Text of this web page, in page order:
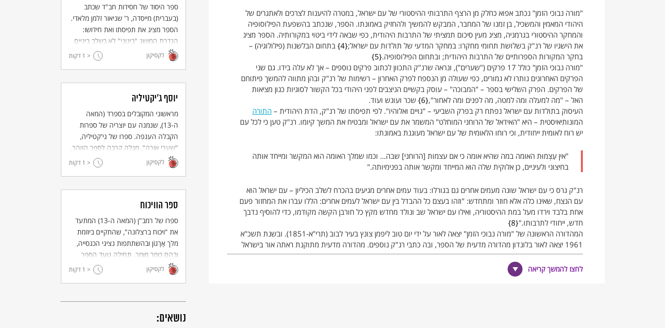
"מורה נבוכי הזמן" נכתב אפוא כחלק מן הרצף התרבותי ההיסטורי של עם ישראל, במטרה להיענות לצרכים ולאתגרים של
היהודי המאמין והמשכיל, בן זמנו של המחבר, המבקש להמשיך ולהחזיק באמונתו. הספר, שנכתב בהשפעת הפילוסופיה
והמחקר ההיסטורי בגרמניה, מציג מעין סיכום תמציתי של התרבות היהודית, כפי שבאה לידי ביטוי במקורותיה. הספר מציג
את הישגיו של רנ"ק בשלושת תחומי מחקרו: במחקר המדעי של תולדות עם ישראל; 4 בתחום הבלשנות (פילולוגיה) –
בחקר המקורות הספרותיים של התרבות היהודית; ובתחום הפילוסופיה. 5
"מורה נבוכי הזמן" כולל 17 פרקים ("שערים"), ונראה שרנ"ק התכוון לכתוב פרקים נוספים – אך לא עלה בידו. גם שני
הפרקים האחרונים נותרו לא גמורים, כפי שעולה מן הנספח לפרק האחרון – רשימות של רנ"ק ובהן מתווה להמשך פיתוחם
של הפרקים. הפרק השלישי בספר – "המבוכה" – עוסק בקשיים הניצבים לפני היהודי בכל הקשור לסוגיות כגון מציאות
האל – "מה למעלה ומה למטה, מה לפנים ומה לאחור", 6 שכר ועונש ועוד.
העיסוק בתולדות עם ישראל נפתח רק בפרק השביעי – "גויים ואלוהיו". לפי תפיסתו של רנ"ק, הדת היהודית – התורה
המונותיאיסטית – היא "האידאל של הרוחני המוחלט" המשמר את עם ישראל ומבטיח את המשך קיומו. רנ"ק טען כי לכל עם
יש רוח לאומית ייחודית, וכי רוחו הלאומית של עם ישראל מעוגנת באמונתו:
"אין עַצְמוּת האומה במה שהיא אומה כי אם עצמות [הרוחני] שבה… וכמו שמלך האומה הוא המקשר ומייחד אותה
בחיצוני ולעיניים, כן אלוקית שלה הוא המייחד ומקשר אותה בפנימיותה."
רנ"ק גרס כי עם ישראל שונה מעמים אחרים גם בגורלו: בעוד עמים אחרים מגיעים בהכרח לשלב הכיליון – עם ישראל הוא
עם הנצח, שאינו כלה אלא חוזר ומתחדש: "וזהו בעצם כל ההבדל בין עם ישראל לעמים אחרים: הללו עברו את המחזור פעם
אחת בלבד וירדו מעל במת ההיסטוריה, ואילו עם ישראל שב ונולד מחדש מקץ כל חורבן הקשה מקודמו, כדי להוסיף נדבך
חדש, ייחודי לתרבותו." 8
המהדורה הראשונה של "מורה נבוכי הזמן" יצאה לאור על ידי יום טוב ליפמן צונץ בעיר לבוב (תרי"א-1851). ובשנת תשכ"א
1961 יצאה לאור בלונדון מהדורה מדעית של הספר, ובה כתבי רנ"ק נוספים. מהדורה מדעית מתוקנת ראתה אור בישראל
בשנת תשס"ח – 2008, וזכתה בפרס שר המדע התרבות והספורט בתחומי היצירה הספרותית לשנה זו.
9
לחצו להמשך קריאה
ספר היסוד של חסידות חב"ד שכתב
(בעברית) מייסדה, ר' שניאור זלמן מלאדי.
הספר מציג את תפיסתו ואת חידושו:
הגדרת המושג "בינוני" לא כשלב ביניים
אלא כשיא, והצגת שיטות ודרכים להגיע
לדרגה זו.
לקסיקון < 1 דקות
יוסף ג'יקטיליה
מראשוני המקובלים בספרד (המאה
ה-13), שנמנה עם יוצריה של ספרות
הקבלה הענפה. ספרו של גי'קטיליה,
"שערי אורה", מגלה קרבה לספר הזוהר,
שנכתב כנראה בידי תלמידו.
לקסיקון < 1 דקות
ספר הוויכוח
ספרו של רמב"ן (המאה ה-13) המתעד
את "ויכוח ברצלונה", שהתקיים ביוזמת
מלך אָרָגוֹן ובהשתתפות נציגי הכנסייה,
ובהם כומר מומר. תחילה נועד הספר
לתעד את האשמות הנצרות נגד היהדות
ואת תשובות רמב"ן, אך בהמשך הפך
התקפות הנוצרים.
לקסיקון < 1 דקות
נושאים: